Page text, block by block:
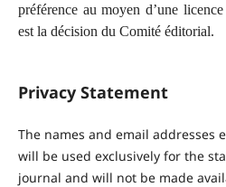
préférence au moyen d’une licence
est la décision du Comité éditorial.
Privacy Statement
The names and email addresses
will be used exclusively for the
journal and will not be made